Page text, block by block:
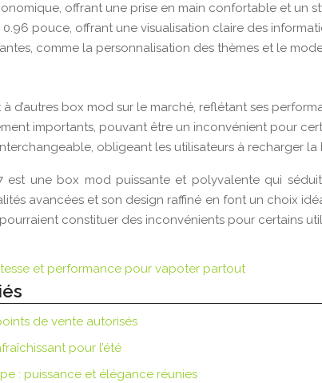
offrant une prise en main confortable et un
0.96 pouce, offrant une visualisation claire des
comme la personnalisation des thèmes et le
d’autres box mod sur le marché, reflétant ses
importants, pouvant être un inconvénient pour
obligeant les utilisateurs à recharger la
est une box mod puissante et polyvalente qui
avancées et son design raffiné en font un choix
constituer des inconvénients pour certains
et performance pour vapoter partout
de vente autorisés
pour l’été
: puissance et élégance réunies